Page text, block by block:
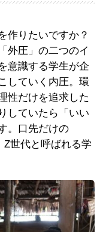
りたいですか？
外圧」の二つのイ
意識する学生が企
していく内圧。環
性だけを追求した
していたら「いい
。口先だけの
Z世代と呼ばれる学